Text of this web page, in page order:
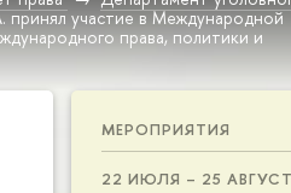
участие в Международной
права, политики и
МЕРОПРИЯТИЯ
22 ИЮЛЯ – 25